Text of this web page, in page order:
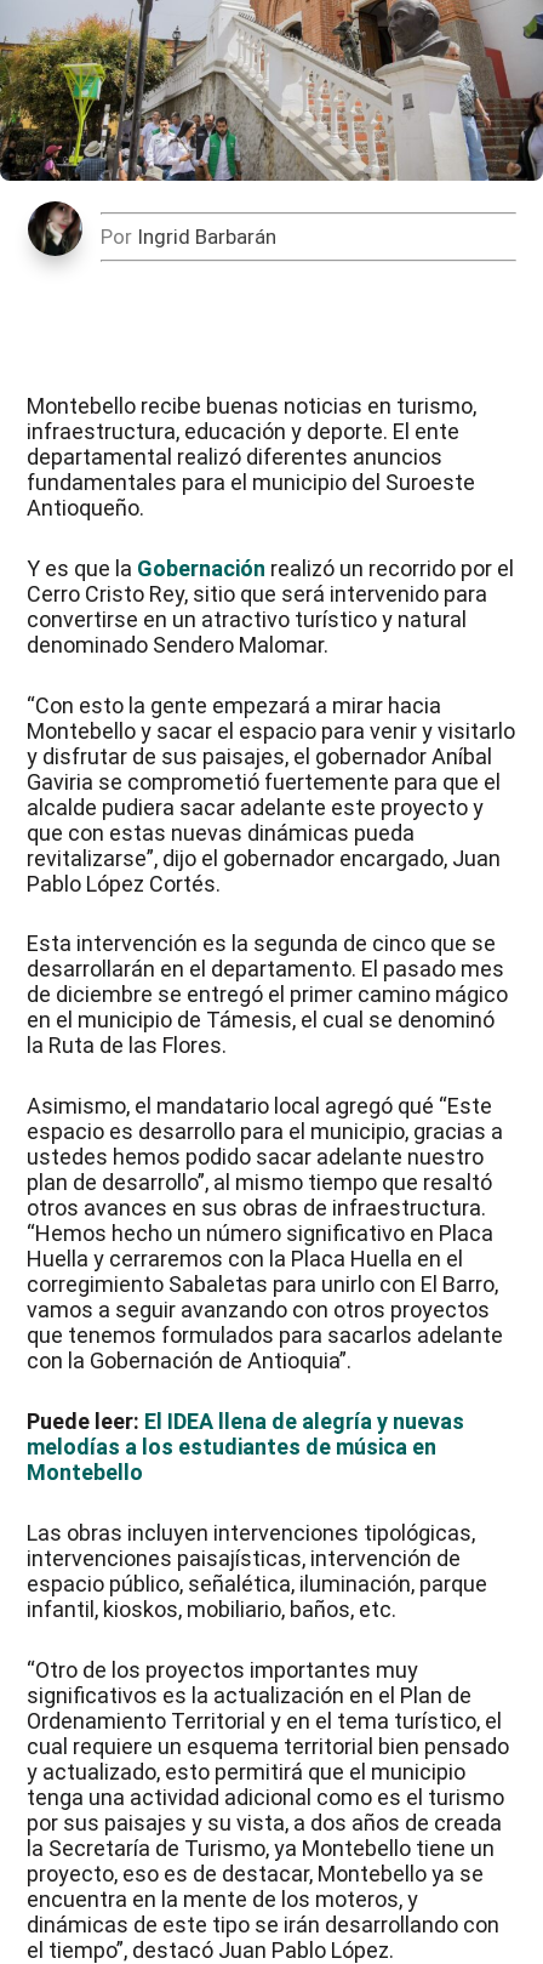
Por Ingrid Barbarán
Montebello recibe buenas noticias en turismo,
infraestructura, educación y deporte. El ente
departamental realizó diferentes anuncios
fundamentales para el municipio del Suroeste
Antioqueño.
Y es que la Gobernación realizó un recorrido por el
Cerro Cristo Rey, sitio que será intervenido para
convertirse en un atractivo turístico y natural
denominado Sendero Malomar.
“Con esto la gente empezará a mirar hacia
Montebello y sacar el espacio para venir y visitarlo
y disfrutar de sus paisajes, el gobernador Aníbal
Gaviria se comprometió fuertemente para que el
alcalde pudiera sacar adelante este proyecto y
que con estas nuevas dinámicas pueda
revitalizarse”, dijo el gobernador encargado, Juan
Pablo López Cortés.
Esta intervención es la segunda de cinco que se
desarrollarán en el departamento. El pasado mes
de diciembre se entregó el primer camino mágico
en el municipio de Támesis, el cual se denominó
la Ruta de las Flores.
Asimismo, el mandatario local agregó qué “Este
espacio es desarrollo para el municipio, gracias a
ustedes hemos podido sacar adelante nuestro
plan de desarrollo”, al mismo tiempo que resaltó
otros avances en sus obras de infraestructura.
“Hemos hecho un número significativo en Placa
Huella y cerraremos con la Placa Huella en el
corregimiento Sabaletas para unirlo con El Barro,
vamos a seguir avanzando con otros proyectos
que tenemos formulados para sacarlos adelante
con la Gobernación de Antioquia”.
Puede leer: El IDEA llena de alegría y nuevas
melodías a los estudiantes de música en
Montebello
Las obras incluyen intervenciones tipológicas,
intervenciones paisajísticas, intervención de
espacio público, señalética, iluminación, parque
infantil, kioskos, mobiliario, baños, etc.
“Otro de los proyectos importantes muy
significativos es la actualización en el Plan de
Ordenamiento Territorial y en el tema turístico, el
cual requiere un esquema territorial bien pensado
y actualizado, esto permitirá que el municipio
tenga una actividad adicional como es el turismo
por sus paisajes y su vista, a dos años de creada
la Secretaría de Turismo, ya Montebello tiene un
proyecto, eso es de destacar, Montebello ya se
encuentra en la mente de los moteros, y
dinámicas de este tipo se irán desarrollando con
el tiempo”, destacó Juan Pablo López.